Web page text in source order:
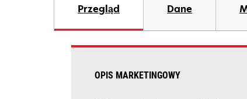
Przegląd Dane
OPIS MARKETINGOWY